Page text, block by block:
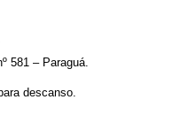
581 – Paraguá.
descanso.